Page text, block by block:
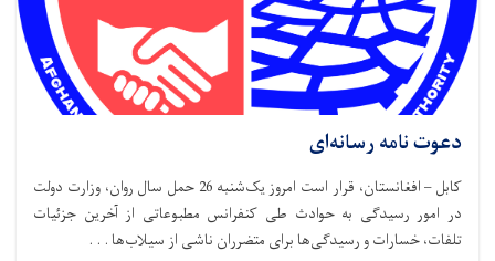
دعوت نامه رسانه‌ای
کابل – افغانستان، قرار است امروز یک‌شنبه 26 حمل سال روان، وزارت دولت
در امور رسیدگی به حوادث طی کنفرانس مطبوعاتی از آخرین جزئیات
تلفات، خسارات و رسیدگی‌ها برای متضرران ناشی از سیلاب‌ها . . .